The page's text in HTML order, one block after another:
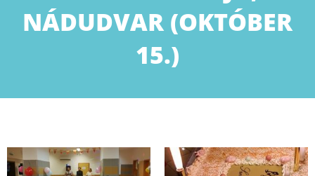
NÁDUDVAR (OKTÓBER
15.)